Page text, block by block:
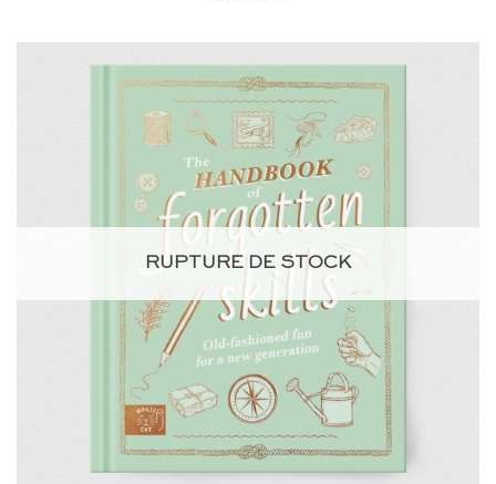
RUPTURE DE STOCK